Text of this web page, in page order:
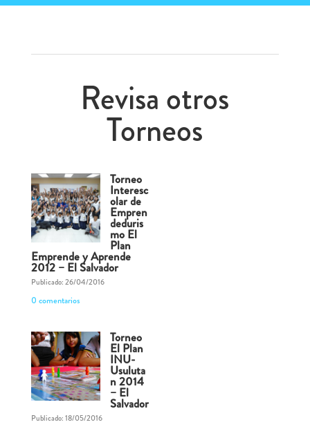
Revisa otros
Torneos
Torneo
Interesc
olar de
Empren
deduris
mo El
Plan
Emprende y Aprende
2012 – El Salvador
Publicado: 26/04/2016
0 comentarios
Torneo
El Plan
INU-
Usuluta
n 2014
– El
Salvador
Publicado: 18/05/2016